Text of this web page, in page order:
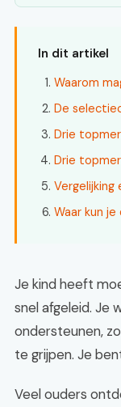
In dit artikel
Waarom
De
Drie
Drie
Waar kun
Je kind heeft
snel afgeleid. Je
ondersteunen,
te grijpen. Je
Veel ouders